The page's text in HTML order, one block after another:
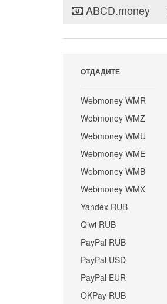
ABCD.money
ОТДАДИТЕ
Webmoney WMR
Webmoney WMZ
Webmoney WMU
Webmoney WME
Webmoney WMB
Webmoney WMX
Yandex RUB
Qiwi RUB
PayPal RUB
PayPal USD
PayPal EUR
OKPay RUB